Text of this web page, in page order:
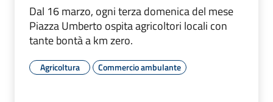
Dal 16 marzo, ogni terza domenica del mese
Piazza Umberto ospita agricoltori locali con
tante bontà a km zero.
Agricoltura Commercio ambulante